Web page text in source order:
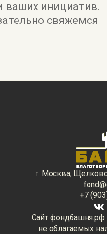
ваших инициатив.
свяжемся
г. Москва,
+7
Сайт фондбашня.рф
не облагаемых